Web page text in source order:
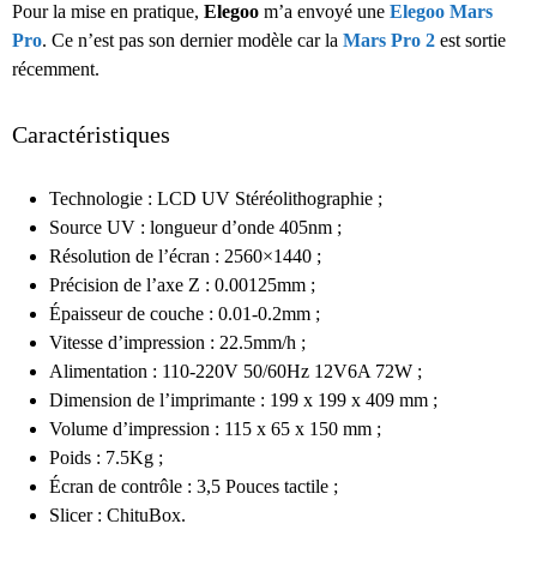
Pour la mise en pratique, Elegoo m’a envoyé une Elegoo Mars
Pro. Ce n’est pas son dernier modèle car la Mars Pro 2 est sortie
récemment.
Caractéristiques
Technologie : LCD UV Stéréolithographie ;
Source UV : longueur d’onde 405nm ;
Résolution de l’écran : 2560×1440 ;
Précision de l’axe Z : 0.00125mm ;
Épaisseur de couche : 0.01-0.2mm ;
Vitesse d’impression : 22.5mm/h ;
Alimentation : 110-220V 50/60Hz 12V6A 72W ;
Dimension de l’imprimante : 199 x 199 x 409 mm ;
Volume d’impression : 115 x 65 x 150 mm ;
Poids : 7.5Kg ;
Écran de contrôle : 3,5 Pouces tactile ;
Slicer : ChituBox.